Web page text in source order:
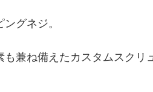
グネジ。
兼ね備えたカスタムスクリ